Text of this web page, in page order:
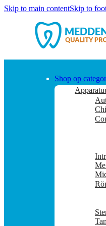
Skip to main contentSkip to
Shop op